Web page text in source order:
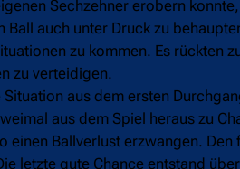
Sechzehner erobern
Ball auch unter Druck zu
zu kommen. Es rückten
zu verteidigen.
aus dem ersten
aus dem Spiel heraus zu
einen Ballverlust erzwangen.
letzte gute Chance entstand